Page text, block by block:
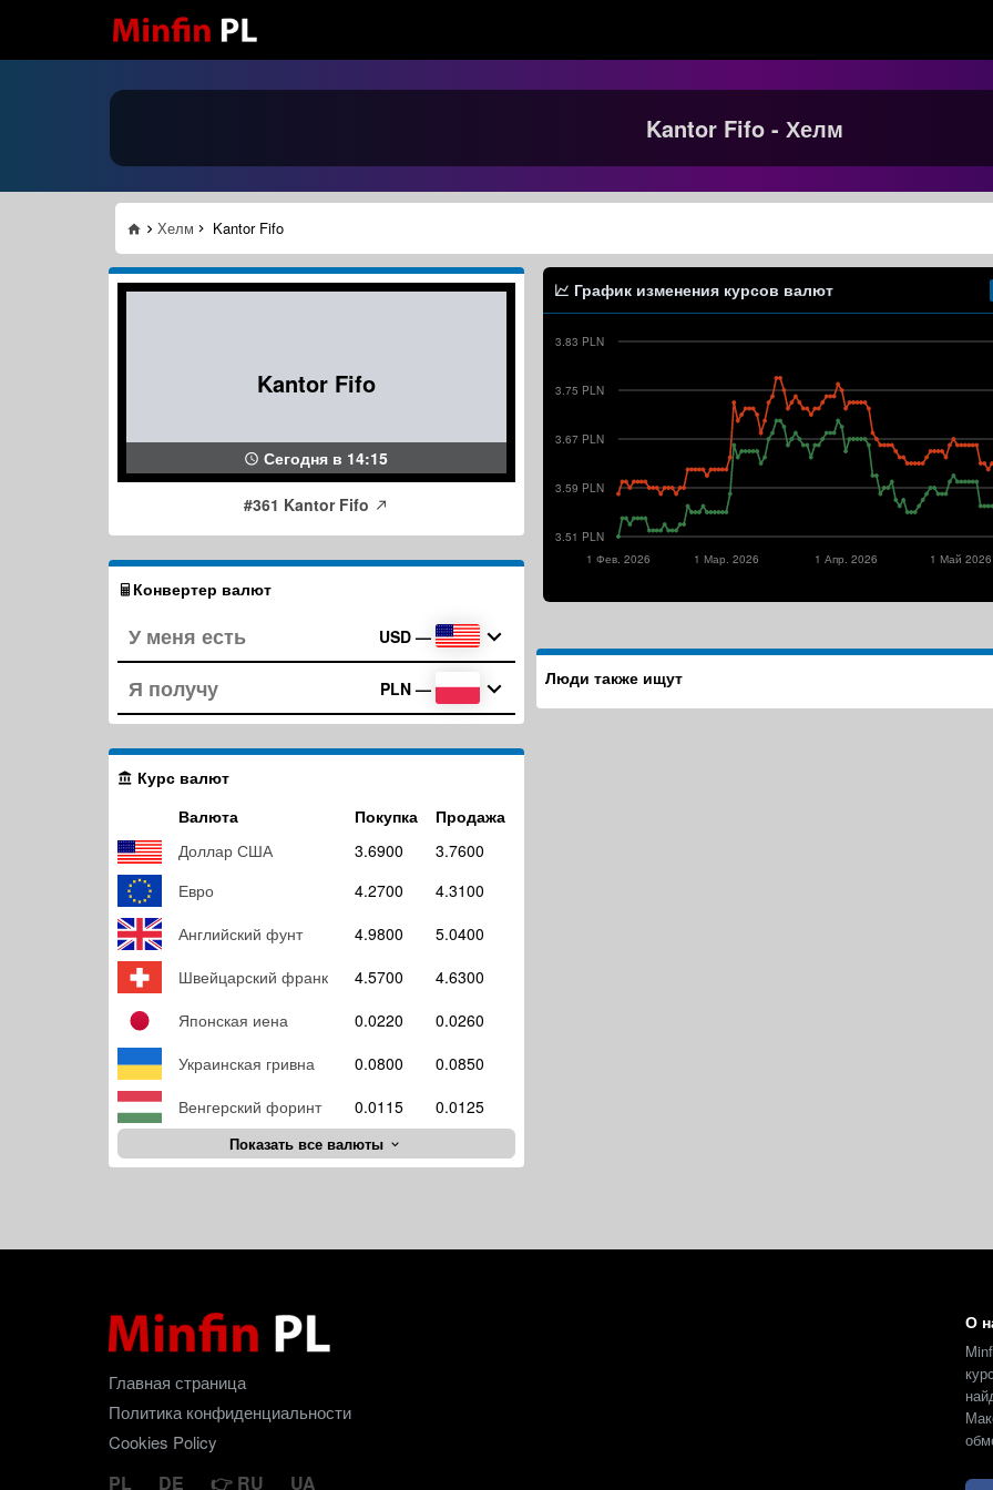
Kantor Fifo - Хелм
Хелм Kantor Fifo
Kantor Fifo
Сегодня в 14:15
#361 Kantor Fifo
Конвертер валют
USD —
PLN —
Курс валют
Валюта
Покупка
Продажа
Доллар США
3.6900
3.7600
Евро
4.2700
4.3100
Английский фунт
4.9800
5.0400
Швейцарский франк
4.5700
4.6300
Японская иена
0.0220
0.0260
Украинская гривна
0.0800
0.0850
Венгерский форинт
0.0115 0.0125
Показать все валюты
График изменения курсов валют
3.51 PLN
3.59 PLN
3.67 PLN
3.75 PLN
3.83 PLN
1 Май 2026
1 Апр. 2026
1 Мар. 2026
1 Фев. 2026
Люди также ищут
Главная страница
Политика конфиденциальности
Cookies Policy
PL DE RU UA
О